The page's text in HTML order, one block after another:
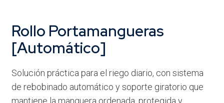
Rollo Portamangueras
[Automático]
Solución práctica para el riego diario, con sistema
de rebobinado automático y soporte giratorio que
mantiene la manguera ordenada, protegida y